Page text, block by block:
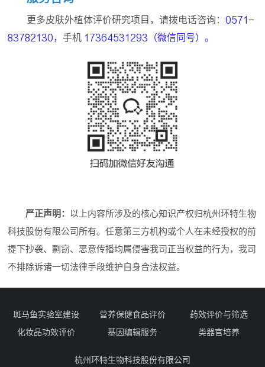
更多皮肤外植体评价研究项目，请拨电话咨询：0571-
83782130，手机 17364531293（微信同号）。
严正声明： 以上内容所涉及的核心知识产权归杭州环特生物
科技股份有限公司所有。任意第三方机构或个人在未经授权的前
提下抄袭、剽窃、恶意传播均属侵害我司正当权益的行为，我司
不排除诉诸一切法律手段维护自身合法权益。
斑马鱼实验室建设 营养保健食品评价
药效评价与筛选
化妆品功效评价
基因编辑服务 类器官培养
杭州环特生物科技股份有限公司